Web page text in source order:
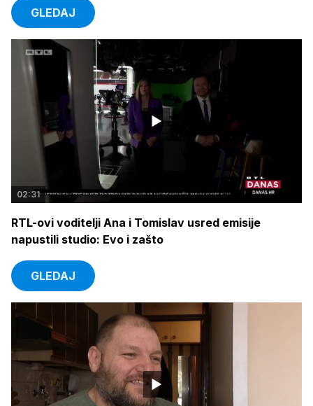
GLEDAJ
02:31
RTL-ovi voditelji Ana i Tomislav usred emisije
napustili studio: Evo i zašto
GLEDAJ